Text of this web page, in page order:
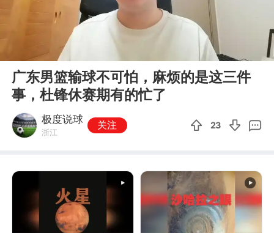
05:10
广东男篮输球不可怕，麻烦的是这三件
事，杜锋休赛期有的忙了
极度说球
浙江
关注 23